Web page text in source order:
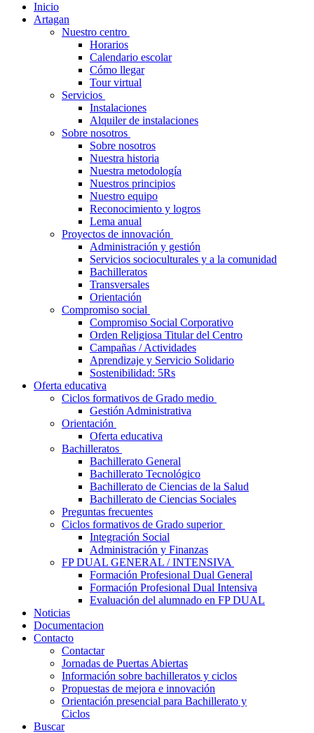
Inicio
Artagan
Nuestro centro
Horarios
Calendario escolar
Cómo llegar
Tour virtual
Servicios
Instalaciones
Alquiler de instalaciones
Sobre nosotros
Sobre nosotros
Nuestra historia
Nuestra metodología
Nuestros principios
Nuestro equipo
Reconocimiento y logros
Lema anual
Proyectos de innovación
Administración y gestión
Servicios socioculturales y a la comunidad
Bachilleratos
Transversales
Orientación
Compromiso social
Compromiso Social Corporativo
Orden Religiosa Titular del Centro
Campañas / Actividades
Aprendizaje y Servicio Solidario
Sostenibilidad: 5Rs
Oferta educativa
Ciclos formativos de Grado medio
Gestión Administrativa
Orientación
Oferta educativa
Bachilleratos
Bachillerato General
Bachillerato Tecnológico
Bachillerato de Ciencias de la Salud
Bachillerato de Ciencias Sociales
Preguntas frecuentes
Ciclos formativos de Grado superior
Integración Social
Administración y Finanzas
FP DUAL GENERAL / INTENSIVA
Formación Profesional Dual General
Formación Profesional Dual Intensiva
Evaluación del alumnado en FP DUAL
Noticias
Documentacion
Contacto
Contactar
Jornadas de Puertas Abiertas
Información sobre bachilleratos y ciclos
Propuestas de mejora e innovación
Orientación presencial para Bachillerato y
Ciclos
Buscar